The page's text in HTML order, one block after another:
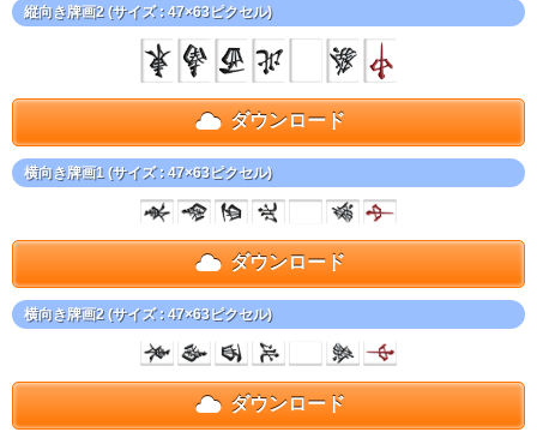
縦向き牌画2 (サイズ : 47×63ピクセル)
ダウンロード
横向き牌画1 (サイズ : 47×63ピクセル)
ダウンロード
横向き牌画2 (サイズ : 47×63ピクセル)
ダウンロード